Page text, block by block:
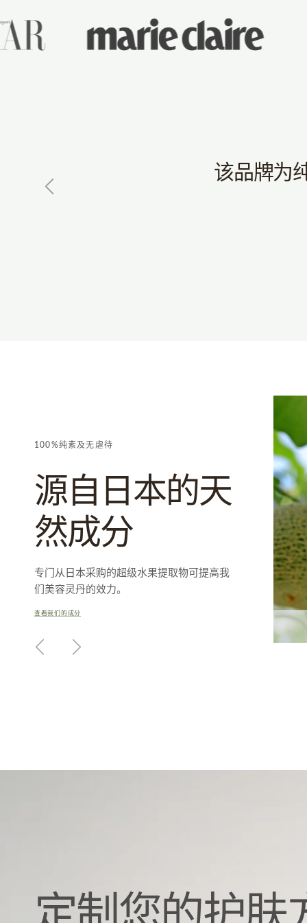
该品牌为
上一页
100%纯素及无虐待
源自日本的天
然成分
专门从日本采购的超级水果提取物可提高我
们美容灵丹的效力。
上一页 下一步
查看我们的成分
定制您的护肤